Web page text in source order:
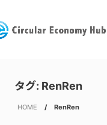
タグ: RenRen
HOME RenRen